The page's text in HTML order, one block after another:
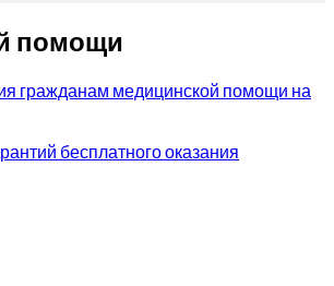
помощи
гражданам медицинской помощи на
бесплатного оказания